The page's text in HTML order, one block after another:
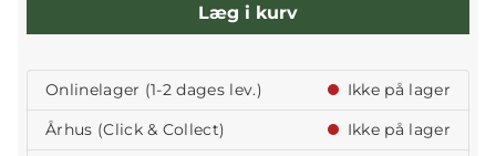
Læg i kurv
Onlinelager (1-2 dages lev.)
Ikke på lager
Århus (Click & Collect)
Ikke på lager